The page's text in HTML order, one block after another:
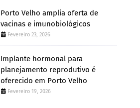
Porto Velho amplia oferta de
vacinas e imunobiológicos
Fevereiro 23, 2026
Implante hormonal para
planejamento reprodutivo é
oferecido em Porto Velho
Fevereiro 19, 2026